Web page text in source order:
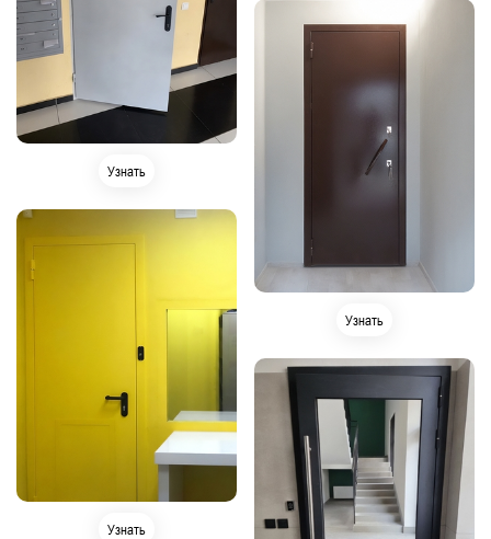
Узнать
Узнать
Узнать